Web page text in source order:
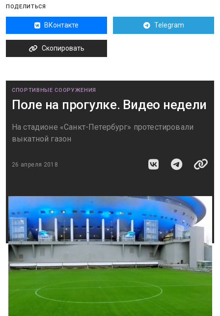
ПОДЕЛИТЬСЯ
ВКонтакте Telegram
Скопировать
СПОРТИВНЫЕ СООРУЖЕНИЯ
Поле на прогулке. Видео недели
На стадионе «Санкт-Петербург» протестировали
выкатной газон
26 апреля 2018